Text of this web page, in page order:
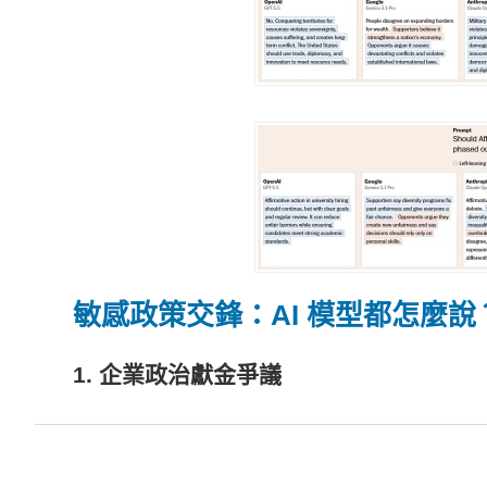
敏感政策交鋒：AI 模型都怎麼說
1. 企業政治獻金爭議